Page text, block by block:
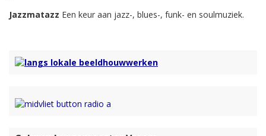
Jazzmatazz Een keur aan jazz-, blues-, funk- en soulmuziek.